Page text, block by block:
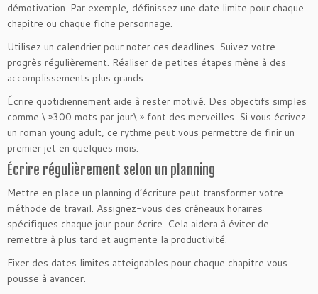
démotivation. Par exemple, définissez une date limite pour chaque
chapitre ou chaque fiche personnage.
Utilisez un calendrier pour noter ces deadlines. Suivez votre
progrès régulièrement. Réaliser de petites étapes mène à des
accomplissements plus grands.
Écrire quotidiennement aide à rester motivé. Des objectifs simples
comme \ »300 mots par jour\ » font des merveilles. Si vous écrivez
un roman young adult, ce rythme peut vous permettre de finir un
premier jet en quelques mois.
Écrire régulièrement selon un planning
Mettre en place un planning d’écriture peut transformer votre
méthode de travail. Assignez-vous des créneaux horaires
spécifiques chaque jour pour écrire. Cela aidera à éviter de
remettre à plus tard et augmente la productivité.
Fixer des dates limites atteignables pour chaque chapitre vous
pousse à avancer.